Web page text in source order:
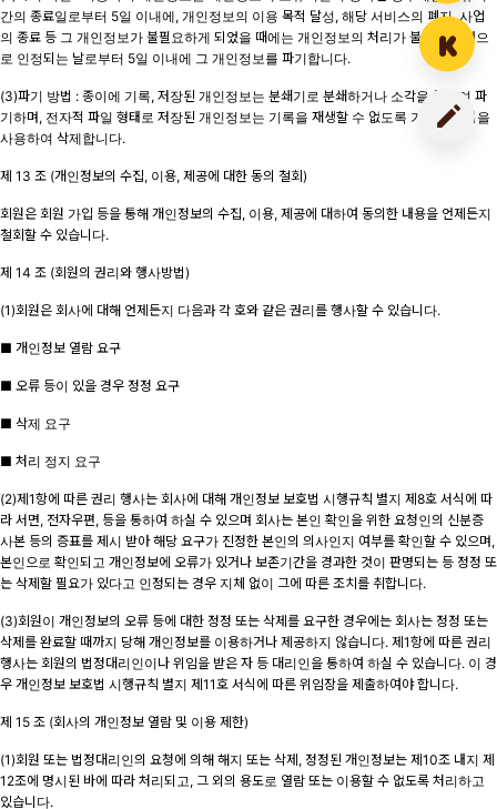
간의 종료일로부터 5일 이내에, 개인정보의 이용 목적 달성, 해당 서비스의 폐지, 사업
의 종료 등 그 개인정보가 불필요하게 되었을 때에는 개인정보의 처리가 불필요한 것으
로 인정되는 날로부터 5일 이내에 그 개인정보를 파기합니다.
(3)파기 방법 : 종이에 기록, 저장된 개인정보는 분쇄기로 분쇄하거나 소각을 통하여 파
기하며, 전자적 파일 형태로 저장된 개인정보는 기록을 재생할 수 없도록 기술적 방법을
사용하여 삭제합니다.
제 13 조 (개인정보의 수집, 이용, 제공에 대한 동의 철회)
회원은 회원 가입 등을 통해 개인정보의 수집, 이용, 제공에 대하여 동의한 내용을 언제든지
철회할 수 있습니다.
제 14 조 (회원의 권리와 행사방법)
(1)회원은 회사에 대해 언제든지 다음과 각 호와 같은 권리를 행사할 수 있습니다.
■ 개인정보 열람 요구
■ 오류 등이 있을 경우 정정 요구
■ 삭제 요구
■ 처리 정지 요구
(2)제1항에 따른 권리 행사는 회사에 대해 개인정보 보호법 시행규칙 별지 제8호 서식에 따
라 서면, 전자우편, 등을 통하여 하실 수 있으며 회사는 본인 확인을 위한 요청인의 신분증
사본 등의 증표를 제시 받아 해당 요구가 진정한 본인의 의사인지 여부를 확인할 수 있으며,
본인으로 확인되고 개인정보에 오류가 있거나 보존기간을 경과한 것이 판명되는 등 정정 또
는 삭제할 필요가 있다고 인정되는 경우 지체 없이 그에 따른 조치를 취합니다.
(3)회원이 개인정보의 오류 등에 대한 정정 또는 삭제를 요구한 경우에는 회사는 정정 또는
삭제를 완료할 때까지 당해 개인정보를 이용하거나 제공하지 않습니다. 제1항에 따른 권리
행사는 회원의 법정대리인이나 위임을 받은 자 등 대리인을 통하여 하실 수 있습니다. 이 경
우 개인정보 보호법 시행규칙 별지 제11호 서식에 따른 위임장을 제출하여야 합니다.
제 15 조 (회사의 개인정보 열람 및 이용 제한)
(1)회원 또는 법정대리인의 요청에 의해 해지 또는 삭제, 정정된 개인정보는 제10조 내지 제
12조에 명시된 바에 따라 처리되고, 그 외의 용도로 열람 또는 이용할 수 없도록 처리하고
있습니다.